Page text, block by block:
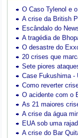
O Caso Tylenol e
A crise da British
Escândalo do
A tragédia de
O desastre do
20 crises que
Sete piores
Case Fukushima -
Como reverter
O acidente com o
As 21 maiores
A crise da água
EUA sob uma
A crise do Bar